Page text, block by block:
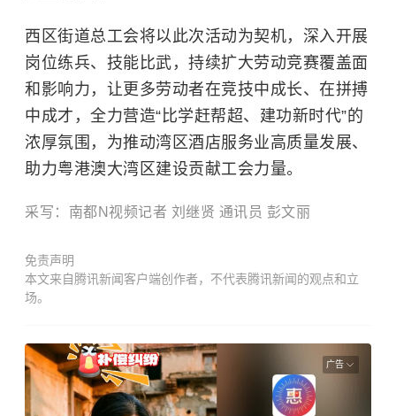
西区街道总工会将以此次活动为契机，深入开展
岗位练兵、技能比武，持续扩大劳动竞赛覆盖面
和影响力，让更多劳动者在竞技中成长、在拼搏
中成才，全力营造“比学赶帮超、建功新时代”的
浓厚氛围，为推动湾区酒店服务业高质量发展、
助力粤港澳大湾区建设贡献工会力量。
采写：南都N视频记者 刘继贤 通讯员 彭文丽
免责声明
本文来自腾讯新闻客户端创作者，不代表腾讯新闻的观点和立
场。
广告